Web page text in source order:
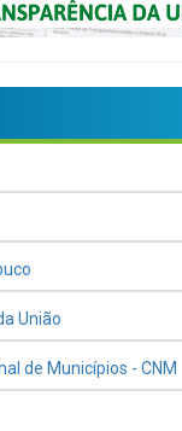
União
de Municípios - CNM